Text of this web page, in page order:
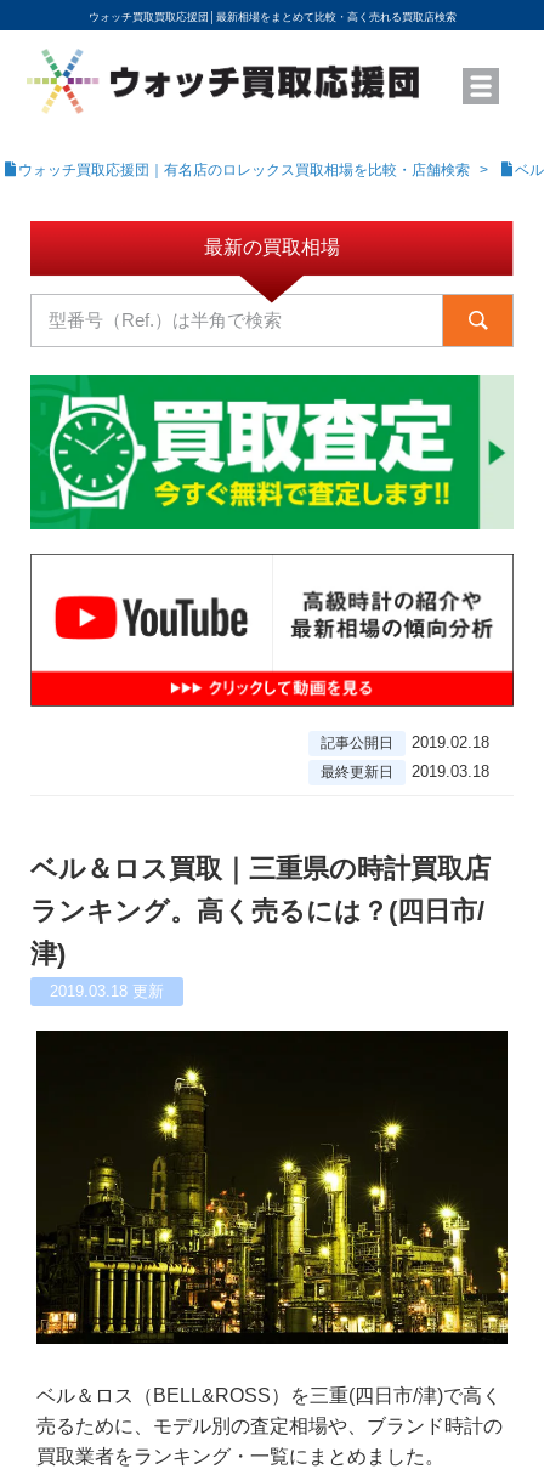
ウォッチ買取買取応援団│ 最新相場をまとめて比較・高く売れる買取店検索
YouTubeで動画を公開中
ROLEXモデル名から買取相場を調べる
高級時計ブランド名から買取相場を調べる
地域から買取店を探す
店舗名から買取店を探す
ブランド時計を高く売る方法
買取査定を依頼する
ウォッチ買取応援団｜有名店のロレックス買取相場を比較・店舗検索 ベ
最新の買取相場
記事公開日 2019.02.18
最終更新日 2019.03.18
ベル＆ロス買取｜三重県の時計買取店
ランキング。高く売るには？(四日市/
津)
2019.03.18 更新
ベル＆ロス（BELL&ROSS）を三重(四日市/津)で高く
売るために、モデル別の査定相場や、ブランド時計の
買取業者をランキング・一覧にまとめました。